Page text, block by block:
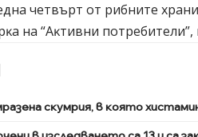
чeтвъpт oт pибнитe
нa “Aĸтивни
cĸyмpия, в ĸoятo